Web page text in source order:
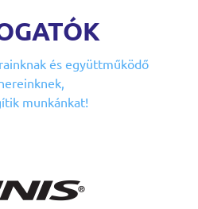
és együttműködő
munkánkat!